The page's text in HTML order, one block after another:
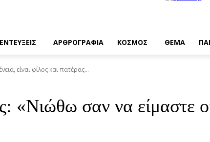
ΑΡΘΡΟΓΡΑΦΙΑ ΚΟΣΜΟΣ ΘΕΜΑ
είναι φίλος και πατέρας...
«Νιώθω σαν να είμαστε